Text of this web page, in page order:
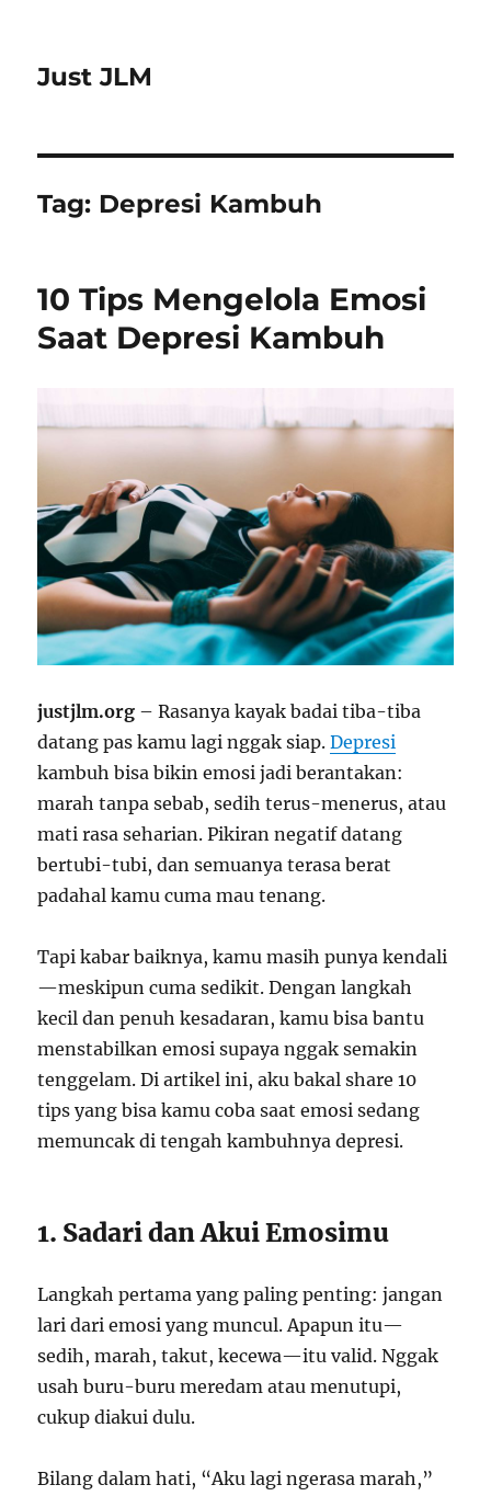
Just JLM
Tag: Depresi Kambuh
10 Tips Mengelola Emosi
Saat Depresi Kambuh
justjlm.org – Rasanya kayak badai tiba-tiba
datang pas kamu lagi nggak siap.Depresi
kambuh bisa bikin emosi jadi berantakan:
marah tanpa sebab, sedih terus-menerus, atau
mati rasa seharian. Pikiran negatif datang
bertubi-tubi, dan semuanya terasa berat
padahal kamu cuma mau tenang.
Tapi kabar baiknya, kamu masih punya kendali
—meskipun cuma sedikit. Dengan langkah
kecil dan penuh kesadaran, kamu bisa bantu
menstabilkan emosi supaya nggak semakin
tenggelam. Di artikel ini, aku bakal share 10
tips yang bisa kamu coba saat emosi sedang
memuncak di tengah kambuhnya depresi.
1. Sadari dan Akui Emosimu
Langkah pertama yang paling penting: jangan
lari dari emosi yang muncul. Apapun itu—
sedih, marah, takut, kecewa—itu valid. Nggak
usah buru-buru meredam atau menutupi,
cukup diakui dulu.
Bilang dalam hati, “Aku lagi ngerasa marah,”